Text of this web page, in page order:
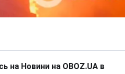
на Новини на OBOZ.UA в